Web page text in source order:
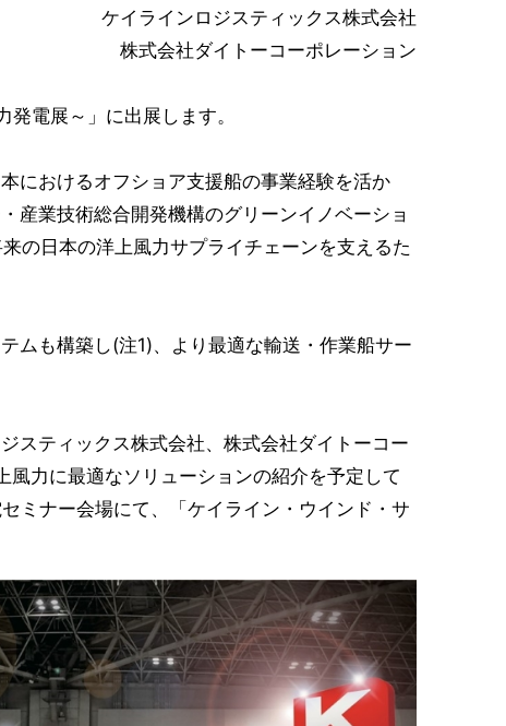
ケイラインロジスティックス株式会社
株式会社ダイトーコーポレーション
電展～」に出展します。
におけるオフショア支援船の事業経験を活か
産業技術総合開発機構のグリーンイノベーショ
の日本の洋上風力サプライチェーンを支えるた
ムも構築し(注1)、より最適な輸送・作業船サー
スティックス株式会社、株式会社ダイトーコー
力に最適なソリューションの紹介を予定して
ミナー会場にて、「ケイライン・ウインド・サ